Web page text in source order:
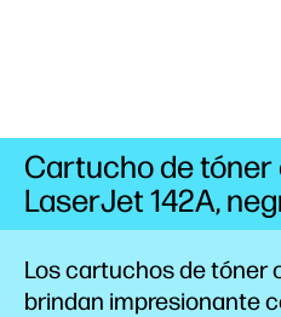
Los cartuchos de tóner
brindan impresionante
Cartucho de tóner
LaserJet 142A,